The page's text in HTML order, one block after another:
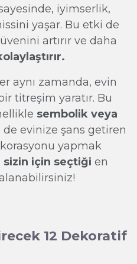
iyimserlik,
yaşar. Bu etki de
artırır ve daha
aynı zamanda, evin
titreşim yaratır. Bu
sembolik veya
de evinize şans getiren
yapmak
sizin için seçtiği en
12 Dekoratif